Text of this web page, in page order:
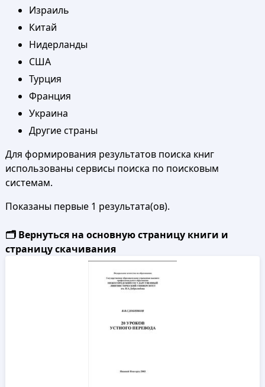
Израиль
Китай
Нидерланды
США
Турция
Франция
Украина
Другие страны
Для формирования результатов поиска книг
использованы сервисы поиска по поисковым
системам.
Показаны первые 1 результата(ов).
🗂️ Вернуться на основную страницу книги и
страницу скачивания